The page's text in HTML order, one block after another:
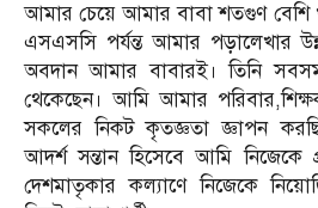
আমার চেয়ে আমার বাবা শতগুণ বেশি
এসএসসি পর্যন্ত আমার পড়ালেখার
অবদান আমার বাবারই। তিনি
থেকেছেন। আমি আমার
সকলের নিকট কৃতজ্ঞতা জ্ঞাপন
আদর্শ সন্তান হিসেবে আমি নিজেকে
দেশমাতৃকার কল্যাণে নিজেকে